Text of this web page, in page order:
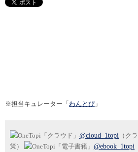
※担当キュレーター「 わんとぴ」
@cloud_1topi （ク
策）
@ebook_1topi